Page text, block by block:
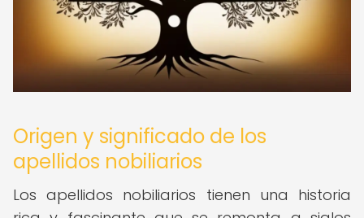
Origen y significado de los
apellidos nobiliarios
Los apellidos nobiliarios tienen una historia